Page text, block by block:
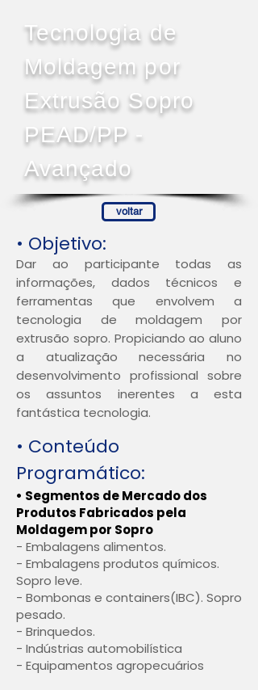
Tecnologia de
Moldagem por
Extrusão Sopro
PEAD/PP -
Avançado
voltar
• Objetivo:
Dar ao participante todas as
informações, dados técnicos e
ferramentas que envolvem a
tecnologia de moldagem por
extrusão sopro. Propiciando ao aluno
a atualização necessária no
desenvolvimento profissional sobre
os assuntos inerentes a esta
fantástica tecnologia.
• Conteúdo
Programático:
• Segmentos de Mercado dos
Produtos Fabricados pela
Moldagem por Sopro
- Embalagens alimentos.
- Embalagens produtos químicos.
Sopro leve.
- Bombonas e containers(IBC). Sopro
pesado.
- Brinquedos.
- Indústrias automobilística
- Equipamentos agropecuários